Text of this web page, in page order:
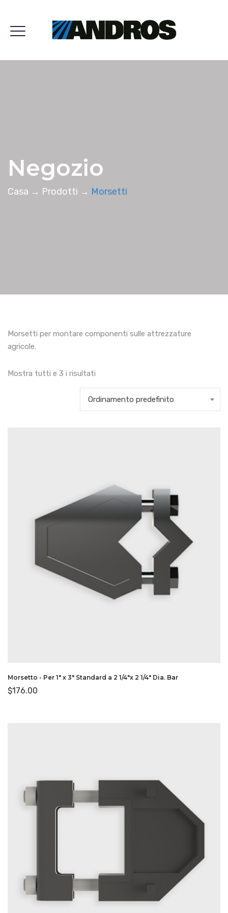
Negozio
Casa → Prodotti → Morsetti
Morsetti per montare componenti sulle attrezzature
agricole.
Mostra tutti e 3 i risultati
Ordinamento predefinito
Morsetto - Per 1″ x 3″ Standard a 2 1/4″x 2 1/4″ Dia. Bar
$176.00